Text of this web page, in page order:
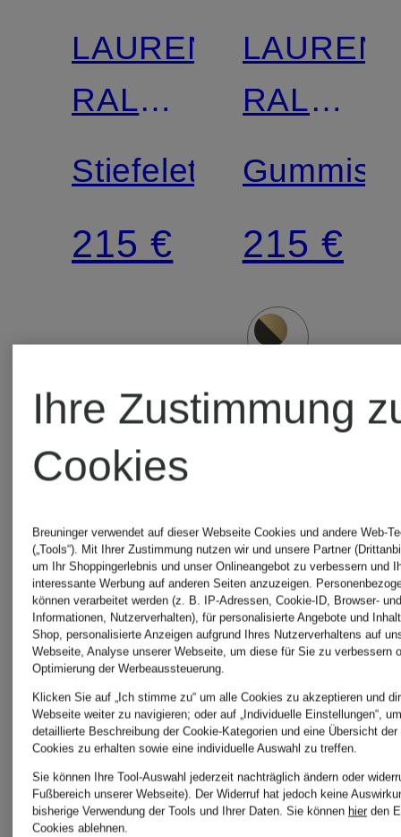
LAUREN
RALPH
LAUREN
Stiefeletten
215 €
LAUREN
RALPH
LAUREN
215 €
Neu
LAUREN
Neu
LAUREN
Ihre Zustimmung
Cookies
Breuninger verwendet auf dieser Webseite Cookies und andere Web-
(„Tools“). Mit Ihrer Zustimmung nutzen wir und unsere Partner
um Ihr Shoppingerlebnis und unser Onlineangebot zu verbessern und
interessante Werbung auf anderen Seiten anzuzeigen.
können verarbeitet werden (z. B. IP-Adressen, Cookie-ID, Browser-
Informationen, Nutzerverhalten), für personalisierte Angebote und
Shop, personalisierte Anzeigen aufgrund Ihres Nutzerverhaltens auf
Webseite, Analyse unserer Webseite, um diese für Sie zu verbessern
Optimierung der Werbeaussteuerung.
Klicken Sie auf „Ich stimme zu“ um alle Cookies zu akzeptieren und
Webseite weiter zu navigieren; oder auf „Individuelle Einstellungen“,
detaillierte Beschreibung der Cookie-Kategorien und eine Übersicht
Cookies zu erhalten sowie eine individuelle Auswahl zu treffen.
Sie können Ihre Tool-Auswahl jederzeit nachträglich ändern oder
Fußbereich unserer Webseite). Der Widerruf hat jedoch keine
bisherige Verwendung der Tools und Ihrer Daten. Sie können hier den
Cookies ablehnen.